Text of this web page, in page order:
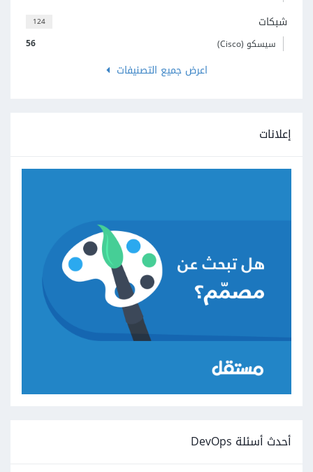
124 شبكات
56 سيسكو (Cisco)
اعرض جميع التصنيفات
إعلانات
أحدث أسئلة DevOps